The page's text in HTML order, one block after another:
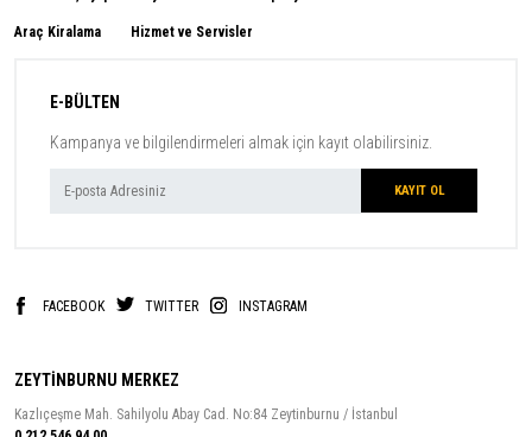
Araç Kiralama Hizmet ve Servisler
E-BÜLTEN
Kampanya ve bilgilendirmeleri almak için kayıt olabilirsiniz.
FACEBOOK TWITTER INSTAGRAM
ZEYTİNBURNU MERKEZ
Kazlıçeşme Mah. Sahilyolu Abay Cad. No:84 Zeytinburnu / İstanbul